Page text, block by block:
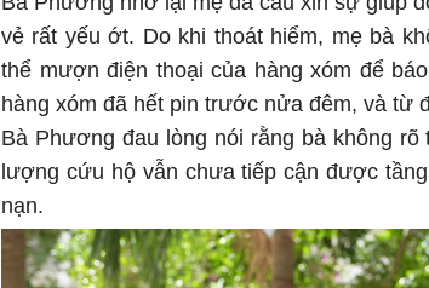
vẻ rất yếu ớt. Do khi thoát hiểm, mẹ bà
thể mượn điện thoại của hàng xóm để
hàng xóm đã hết pin trước nửa đêm, và từ
Bà Phương đau lòng nói rằng bà không
lượng cứu hộ vẫn chưa tiếp cận được
nạn.